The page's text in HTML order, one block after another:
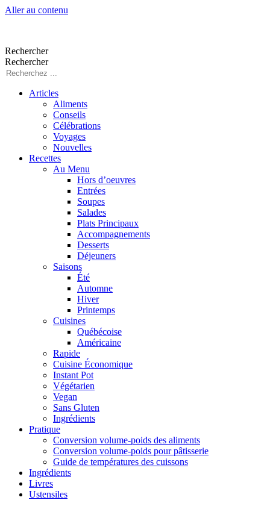
Aller au contenu
Rechercher
Rechercher
Articles
Aliments
Conseils
Célébrations
Voyages
Nouvelles
Recettes
Au Menu
Hors d’oeuvres
Entrées
Soupes
Salades
Plats Principaux
Accompagnements
Desserts
Déjeuners
Saisons
Été
Automne
Hiver
Printemps
Cuisines
Québécoise
Américaine
Rapide
Cuisine Économique
Instant Pot
Végétarien
Vegan
Sans Gluten
Ingrédients
Pratique
Conversion volume-poids des aliments
Conversion volume-poids pour pâtisserie
Guide de températures des cuissons
Ingrédients
Livres
Ustensiles